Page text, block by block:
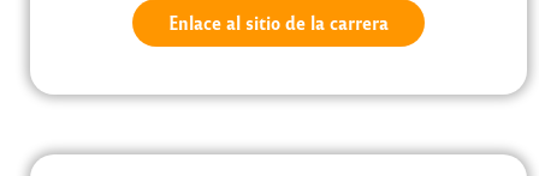
Enlace al sitio de la carrera